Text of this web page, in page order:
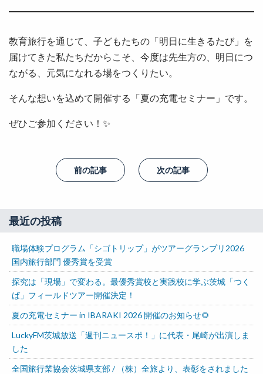
教育旅行を通じて、子どもたちの「明日に生きるたび」を
届けてきた私たちだからこそ、今度は先生方の、明日につ
ながる、元気になれる場をつくりたい。
そんな想いを込めて開催する「夏の充電セミナー」です。
ぜひご参加ください！✨
前の記事 次の記事
最近の投稿
職場体験プログラム「シゴトリップ」がツアーグランプリ2026
国内旅行部門 優秀賞を受賞
探究は「現場」で変わる。最優秀賞校と実践校に学ぶ茨城「つく
ば」フィールドツアー開催決定！
夏の充電セミナー in IBARAKI 2026 開催のお知らせ🌻
LuckyFM茨城放送「週刊ニュースポ！」に代表・尾崎が出演しま
した
全国旅行業協会茨城県支部 / （株）全旅より、表彰をされました